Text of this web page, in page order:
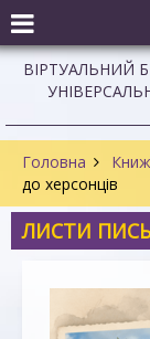
ВІРТУАЛЬНИЙ
Головна
до херсонців
ЛИСТИ